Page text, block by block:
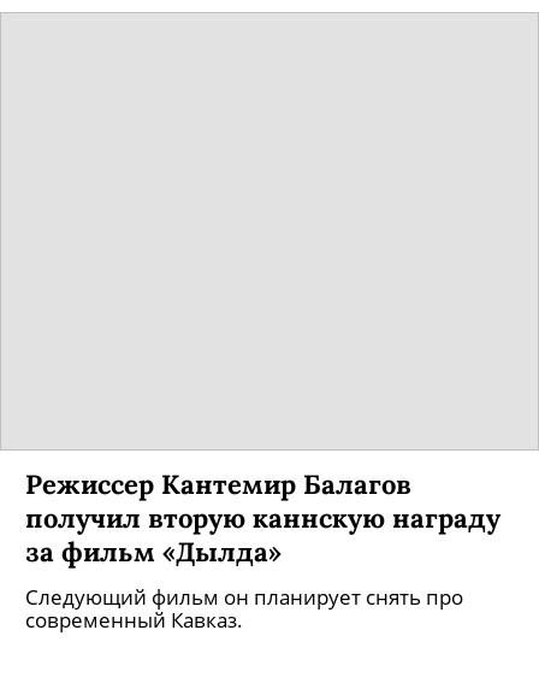
Режиссер Кантемир Балагов
получил вторую каннскую награду
за фильм «Дылда»
Следующий фильм он планирует снять про
современный Кавказ.